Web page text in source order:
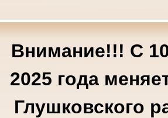
Внимание!!! С
2025 года
Глушковского